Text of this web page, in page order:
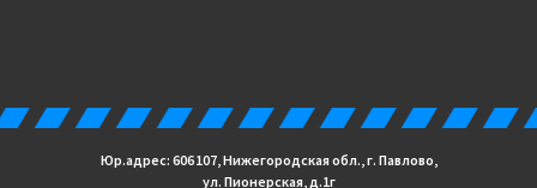
Юр.адрес: 606 107, Нижегородская обл., г. Павлово,
ул. Пионерская, д.1г